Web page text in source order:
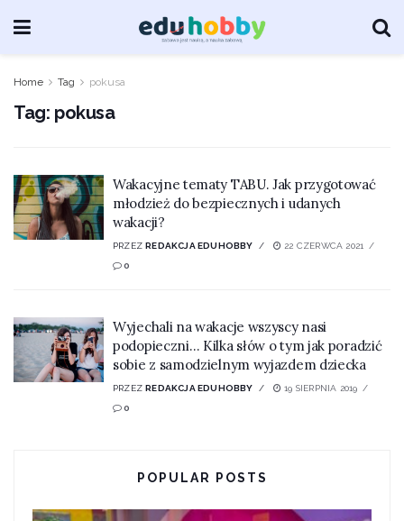
Home Tag pokusa
Tag: pokusa
Wakacyjne tematy TABU. Jak przygotować
młodzież do bezpiecznych i udanych
wakacji?
PRZEZ REDAKCJA EDUHOBBY
22 CZERWCA 2021
0
Wyjechali na wakacje wszyscy nasi
podopieczni… Kilka słów o tym jak poradzić
sobie z samodzielnym wyjazdem dziecka
PRZEZ REDAKCJA EDUHOBBY
19 SIERPNIA 2019
0
POPULAR POSTS